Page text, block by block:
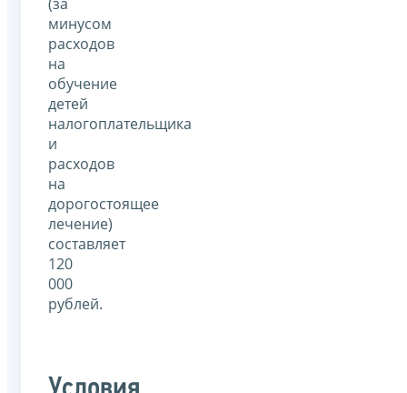
(за
минусом
расходов
на
обучение
детей
налогоплательщика
и
расходов
на
дорогостоящее
лечение)
составляет
120
000
рублей.